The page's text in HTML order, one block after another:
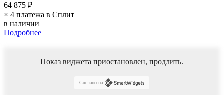
64 875 ₽
× 4 платежа в Сплит
в наличии
Подробнее
Показ виджета приостановлен, продлить.
Сделано на